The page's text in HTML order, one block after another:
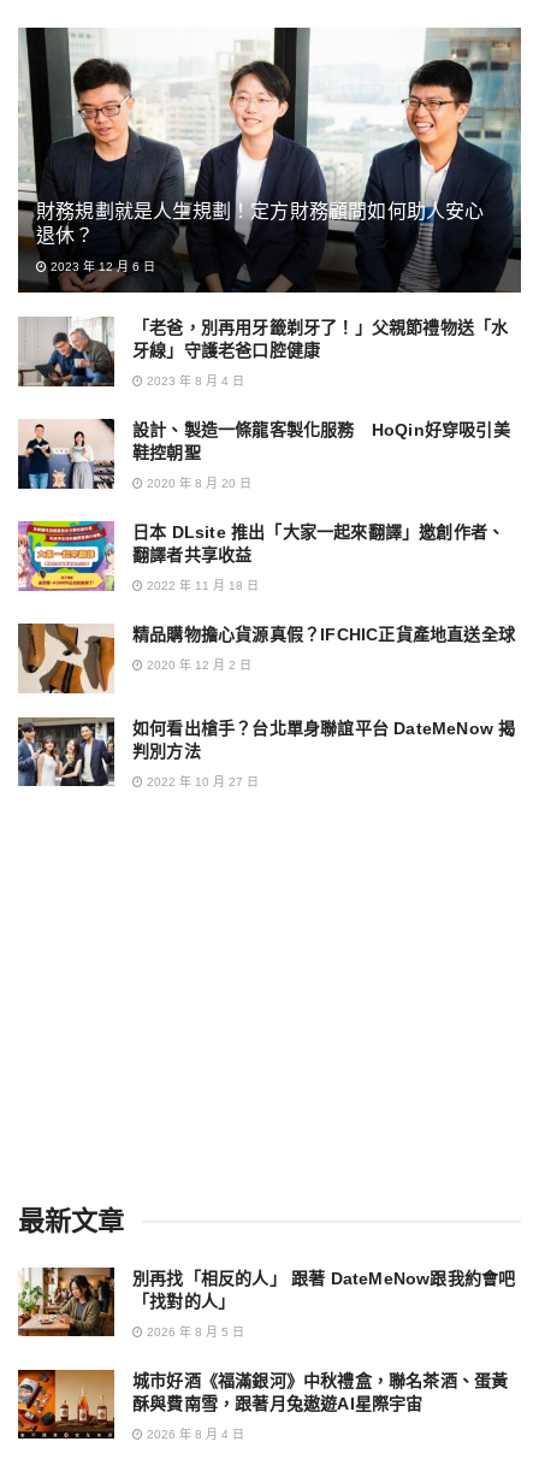
財務規劃就是人生規劃！定方財務顧問如何助人安心
退休？
2023 年 12 月 6 日
「老爸，別再用牙籤剃牙了！」父親節禮物送「水
牙線」守護老爸口腔健康
2023 年 8 月 4 日
設計、製造一條龍客製化服務 HoQin好穿吸引美
鞋控朝聖
2020 年 8 月 20 日
日本 DLsite 推出「大家一起來翻譯」邀創作者、
翻譯者共享收益
2022 年 11 月 18 日
精品購物擔心貨源真假？IFCHIC正貨產地直送全球
2020 年 12 月 2 日
如何看出槍手？台北單身聯誼平台 DateMeNow 揭
判別方法
2022 年 10 月 27 日
最新文章
別再找「相反的人」 跟著 DateMeNow跟我約會吧
「找對的人」
2026 年 8 月 5 日
城市好酒《福滿銀河》中秋禮盒，聯名茶酒、蛋黃
酥與費南雪，跟著月兔遨遊AI星際宇宙
2026 年 8 月 4 日